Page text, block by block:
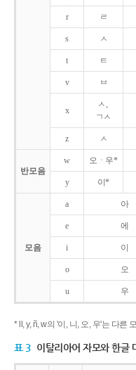
r ㄹ
s ㅅ
t ㅌ
v ㅂ
x
ㅅ,
ㄱㅅ
z ㅅ
반모음
w 오ㆍ우*
y 이*
모음
a 아
e 에
i 이
o 오
u 우
* ll, y, ñ, w의 '이, 니, 오, 우'는 다른
표 3 이탈리아어 자모와 한글